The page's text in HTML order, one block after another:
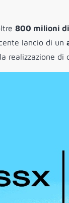
800 milioni
lancio di un
realizzazione di